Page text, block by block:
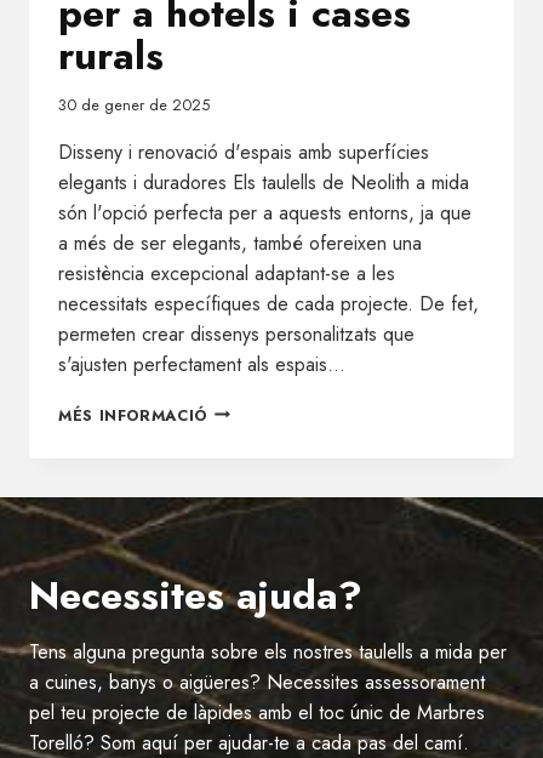
per a hotels i cases
rurals
30 de gener de 2025
Disseny i renovació d'espais amb superfícies
elegants i duradores Els taulells de Neolith a mida
són l'opció perfecta per a aquests entorns, ja que
a més de ser elegants, també ofereixen una
resistència excepcional adaptant-se a les
necessitats específiques de cada projecte. De fet,
permeten crear dissenys personalitzats que
s'ajusten perfectament als espais…
MÉS INFORMACIÓTAULELLS
L'ELECCIÓ
A
HOTELS
CASES
RURALS
Necessites ajuda?
Tens alguna pregunta sobre els nostres taulells a mida per
a cuines, banys o aigüeres? Necessites assessorament
pel teu projecte de làpides amb el toc únic de Marbres
Torelló? Som aquí per ajudar-te a cada pas del camí.